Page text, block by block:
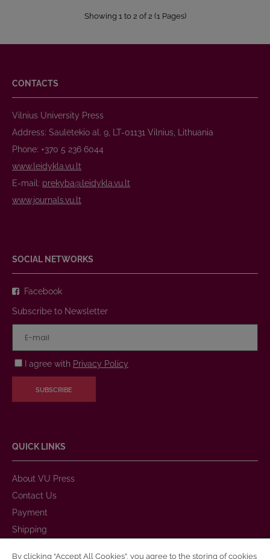
Showing 1 to 2 of 2 (1 Pages)
CONTACTS
Vilnius University Press
Address: Saulėtekio al. 9, LT-01131 Vilnius, Lithuania
Phone: +370 5 236 6044
www.leidykla.vu.lt
E-mail: prekyba@leidykla.vu.lt
www.journals.vu.lt
SOCIAL NETWORKS
Facebook
Subscribe to Newsletter
I agree with Privacy Policy
SUBSCRIBE
QUICK LINKS
About VU Press
Contact Us
Payment
Shipping
By clicking “Accept All Cookies”, you agree to the storing of cookies